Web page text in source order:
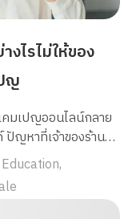
ไรไม่ให้ของ
ญ
คมเปญออนไลน์กลาย
ปัญหาที่เจ้าของร้าน
มด! โดยเฉพาะใน
ายคนเริ่มมองหาวิธี
กขึ้น ธีจัดการสต๊อก
Education,